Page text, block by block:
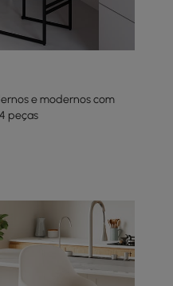
e modernos com
peças